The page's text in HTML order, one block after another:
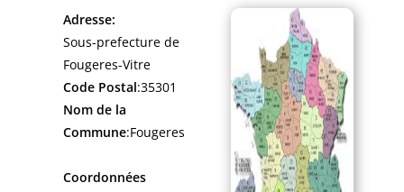
Adresse:
Sous-prefecture de
Fougeres-Vitre
Code Postal:35301
Nom de la
Commune:Fougeres
Coordonnées